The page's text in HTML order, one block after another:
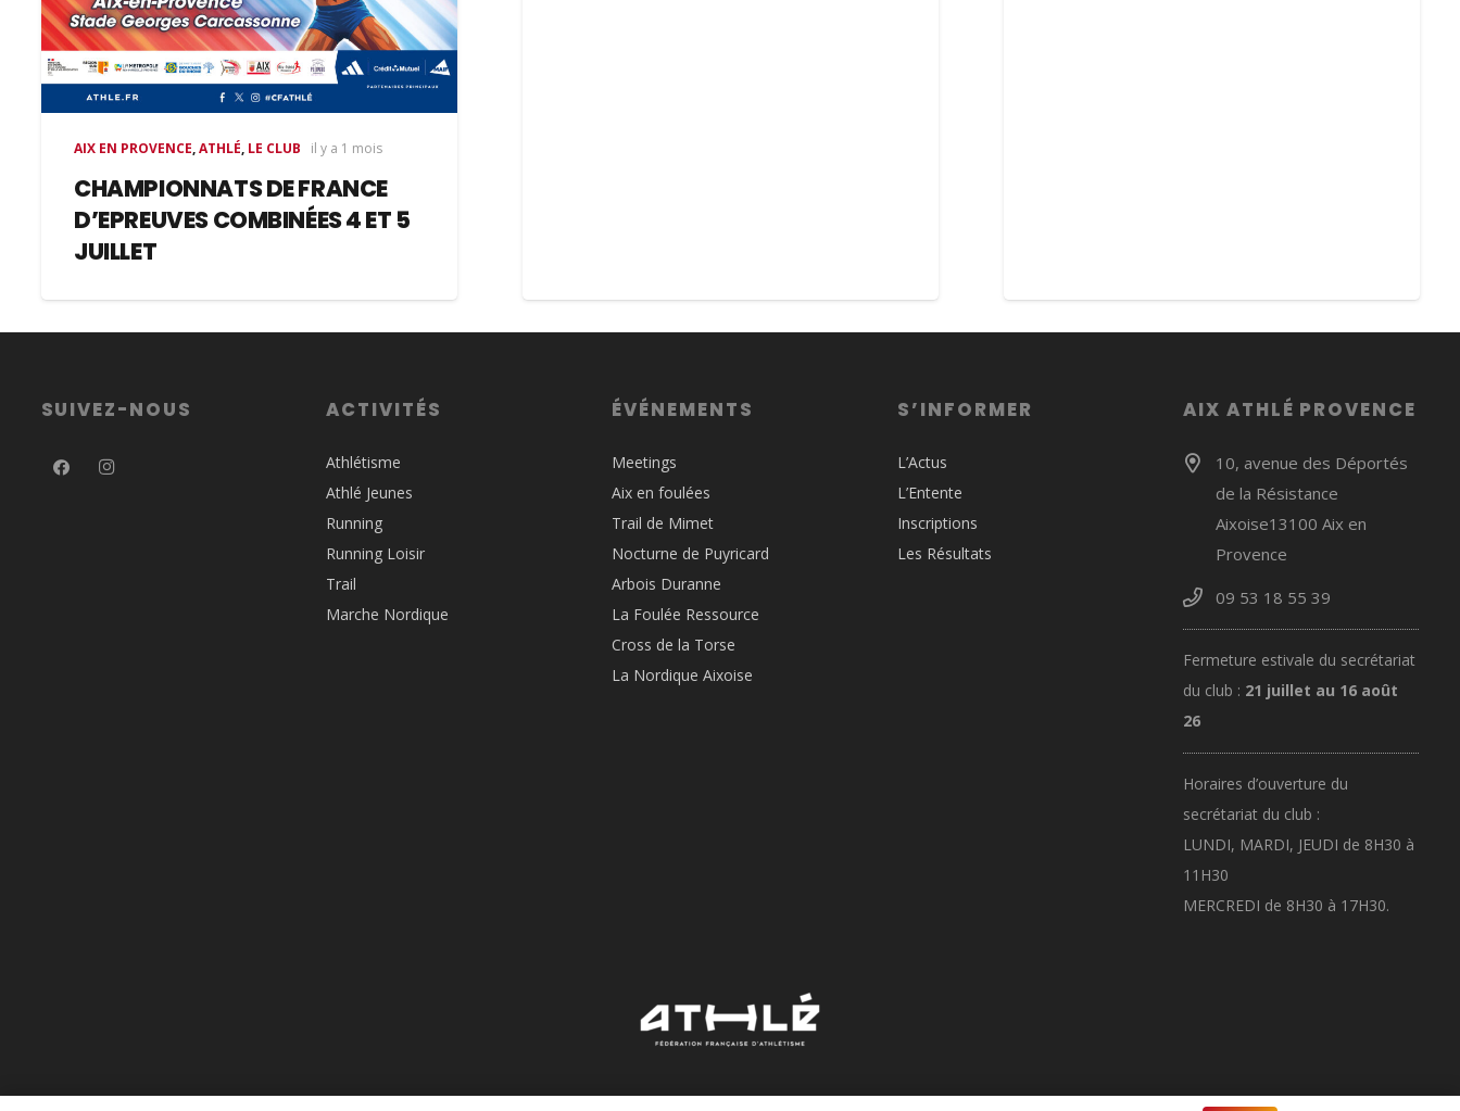
AIX EN PROVENCE,ATHLÉ, LE CLUB il y a 1 mois
CHAMPIONNATS DE FRANCE
D’EPREUVES COMBINÉES 4 ET 5
JUILLET
SUIVEZ-NOUS ACTIVITÉS
Athlétisme
Athlé Jeunes
Running
Running Loisir
Trail
Marche Nordique
ÉVÉNEMENTS
Meetings
Aix en foulées
Trail de Mimet
Nocturne de Puyricard
Arbois Duranne
La Foulée Ressource
Cross de la Torse
La Nordique Aixoise
S’INFORMER
L’Actus
L’Entente
Inscriptions
Les Résultats
AIX ATHLÉ PROVENCE
10, avenue des Déportés
de la Résistance
Aixoise13100 Aix en
Provence
09 53 18 55 39
Fermeture estivale du secrétariat
du club : 21 juillet au 16 août
26
Horaires d’ouverture du
secrétariat du club :
LUNDI, MARDI, JEUDI de 8H30 à
11H30
MERCREDI de 8H30 à 17H30.